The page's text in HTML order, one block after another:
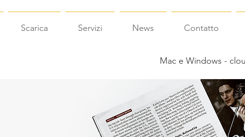
Scarica Servizi News Contatto
Mac e Windows -